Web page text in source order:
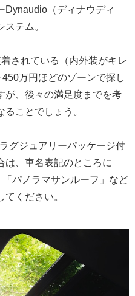
Dynaudio（ディナウディ
テム。
されている（内外装がキレ
万円ほどのゾーンで探し
が、後々の満足度までを考
ことでしょう。
グジュアリーパッケージ付
は、車名表記のところに
パノラマサンルーフ」など
ください。